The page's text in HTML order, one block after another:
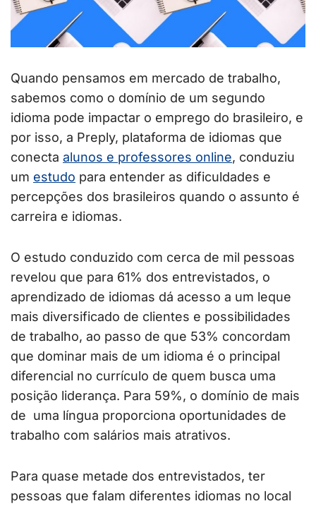
Quando pensamos em mercado de trabalho,
sabemos como o domínio de um segundo
idioma pode impactar o emprego do brasileiro, e
por isso, a Preply, plataforma de idiomas que
conecta alunos e professores online, conduziu
um estudo para entender as dificuldades e
percepções dos brasileiros quando o assunto é
carreira e idiomas.
O estudo conduzido com cerca de mil pessoas
revelou que para 61% dos entrevistados, o
aprendizado de idiomas dá acesso a um leque
mais diversificado de clientes e possibilidades
de trabalho, ao passo de que 53% concordam
que dominar mais de um idioma é o principal
diferencial no currículo de quem busca uma
posição liderança. Para 59%, o domínio de mais
de uma língua proporciona oportunidades de
trabalho com salários mais atrativos.
Para quase metade dos entrevistados, ter
pessoas que falam diferentes idiomas no local